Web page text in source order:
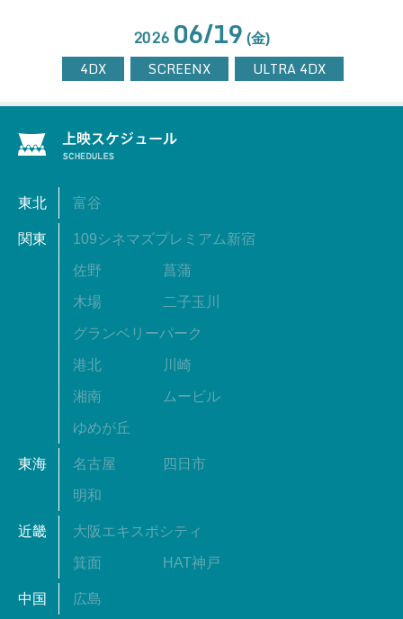
2026 06/19 (金)
4DX SCREENX ULTRA 4DX
東北 富谷
関東 109シネマズプレミアム新宿
佐野 菖蒲
木場 二子玉川
グランベリーパーク
港北 川崎
湘南 ムービル
ゆめが丘
東海 名古屋 四日市
明和
近畿 大阪エキスポシティ
箕面 HAT神戸
中国 広島